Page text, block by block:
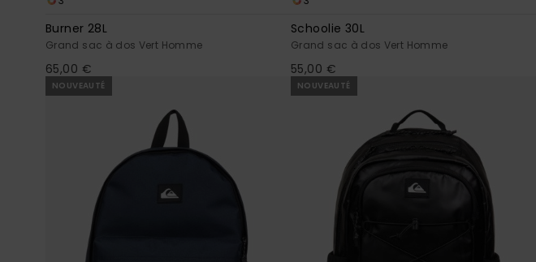
Burner 28L
Grand sac à dos Vert Homme
65,00 €
Schoolie 30L
Grand sac à dos Vert Homme
55,00 €
NOUVEAUTÉ NOUVEAUTÉ